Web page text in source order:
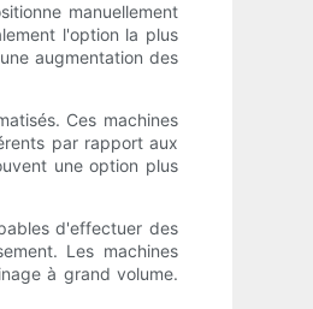
manuellement
l'option la plus
augmentation des
Ces machines
par rapport aux
une option plus
d'effectuer des
Les machines
à grand volume.